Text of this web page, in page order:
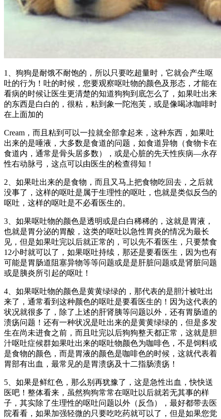
1、狗狗是耐饿不耐饱的，所以只要吃超量时，它就会产生呕
吐的行为！吐的时候，您要观察呕吐物的颜色及形态，才能在
看病的时候让医生更清楚的知道狗狗到底怎么了，如果吐出来
的东西是白白的，很粘，粘到象一陀泡芙，或是像喝冰咖啡时
在上面加的
Cream，而且粘到可以一拉就全部拿起来，这种东西，如果吐
出来的是唾液，大多数是食道的问题，如食道异物（食物卡在
食道内，通常是骨头居多数），或是心脏的先天性疾病—永存
性右动脉弓，这点可以由医生的检查得知！
2、如果吐出来的是食物，而且又马上把食物吃回去，之后就
没事了，这样的呕吐是属于生理性的呕吐，也就是类似反刍的
呕吐，这样的呕吐是不必看医生的。
3、如果呕吐物的颜色是透明或是白白稀稀的，这就是胃液，
也就是胃分泌的胃酸，这类的呕吐以急性胃炎的情况为最长
见，但是如果吐完以后就正常的，可以先不看医生，只要禁食
12小时就可以了，如果呕吐持续，那还是要看医生，因为也有
可能是胃肠道阻塞异物等等问题或是是肝脏问题或是肾脏问题
或是胰炎所引起的呕吐！
4、如果呕吐物的颜色是黄黄绿绿的，那代表的是胆汁被吐出
来了，通常看到这种颜色的呕吐是要看医生的！因为这代表的
状况就很多了，除了上述的肝肾胰等问题以外，还有胃肠道的
溃疡问题！还有一种状况是吐出来的是黄黄绿绿的，但是多发
生在尚未进食之前，而且吐完以后狗狗整天都正常，这就是胆
汁呕吐症候群如果吐出来的呕吐物颜色为咖啡色，不是饲料或
是食物的颜色，而是胃液的颜色是咖啡色的时候，这就代表着
胃部有出血，最常见的是胃溃疡及十二指肠溃疡！
5、如果是鲜红色，那么别再犹豫了，这是急性出血，快快送
医吧！整体看来，虽然狗狗常常在呕吐以后就若无其事的样
子，其实除了生理性的呕吐问题以外（反刍），最好都带去医
院看看，如果加强轻微的只要吃吃药就可以了，但是如果您觉